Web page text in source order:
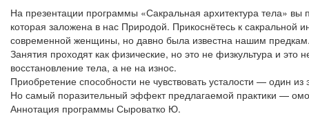
На презентации программы «Сакральная архитектура тела»
которая заложена в нас Природой. Прикоснётесь к сакральной
современной женщины, но давно была известна нашим
Занятия проходят как физические, но это не физкультура и это
восстановление тела, а не на износ.
Приобретение способности не чувствовать усталости — один
Но самый поразительный эффект предлагаемой практики —
Аннотация программы Сыроватко Ю.